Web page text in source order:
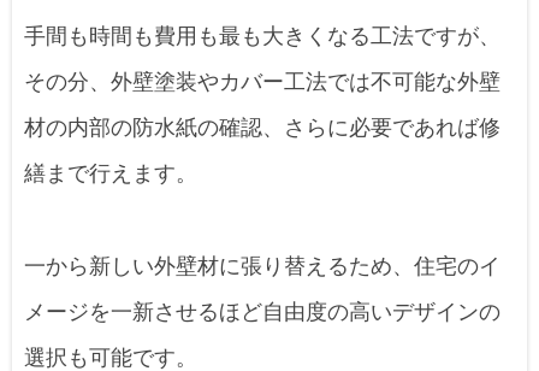
手間も時間も費用も最も大きくなる工法ですが、
その分、外壁塗装やカバー工法では不可能な外壁
材の内部の防水紙の確認、さらに必要であれば修
繕まで行えます。
一から新しい外壁材に張り替えるため、住宅のイ
メージを一新させるほど自由度の高いデザインの
選択も可能です。